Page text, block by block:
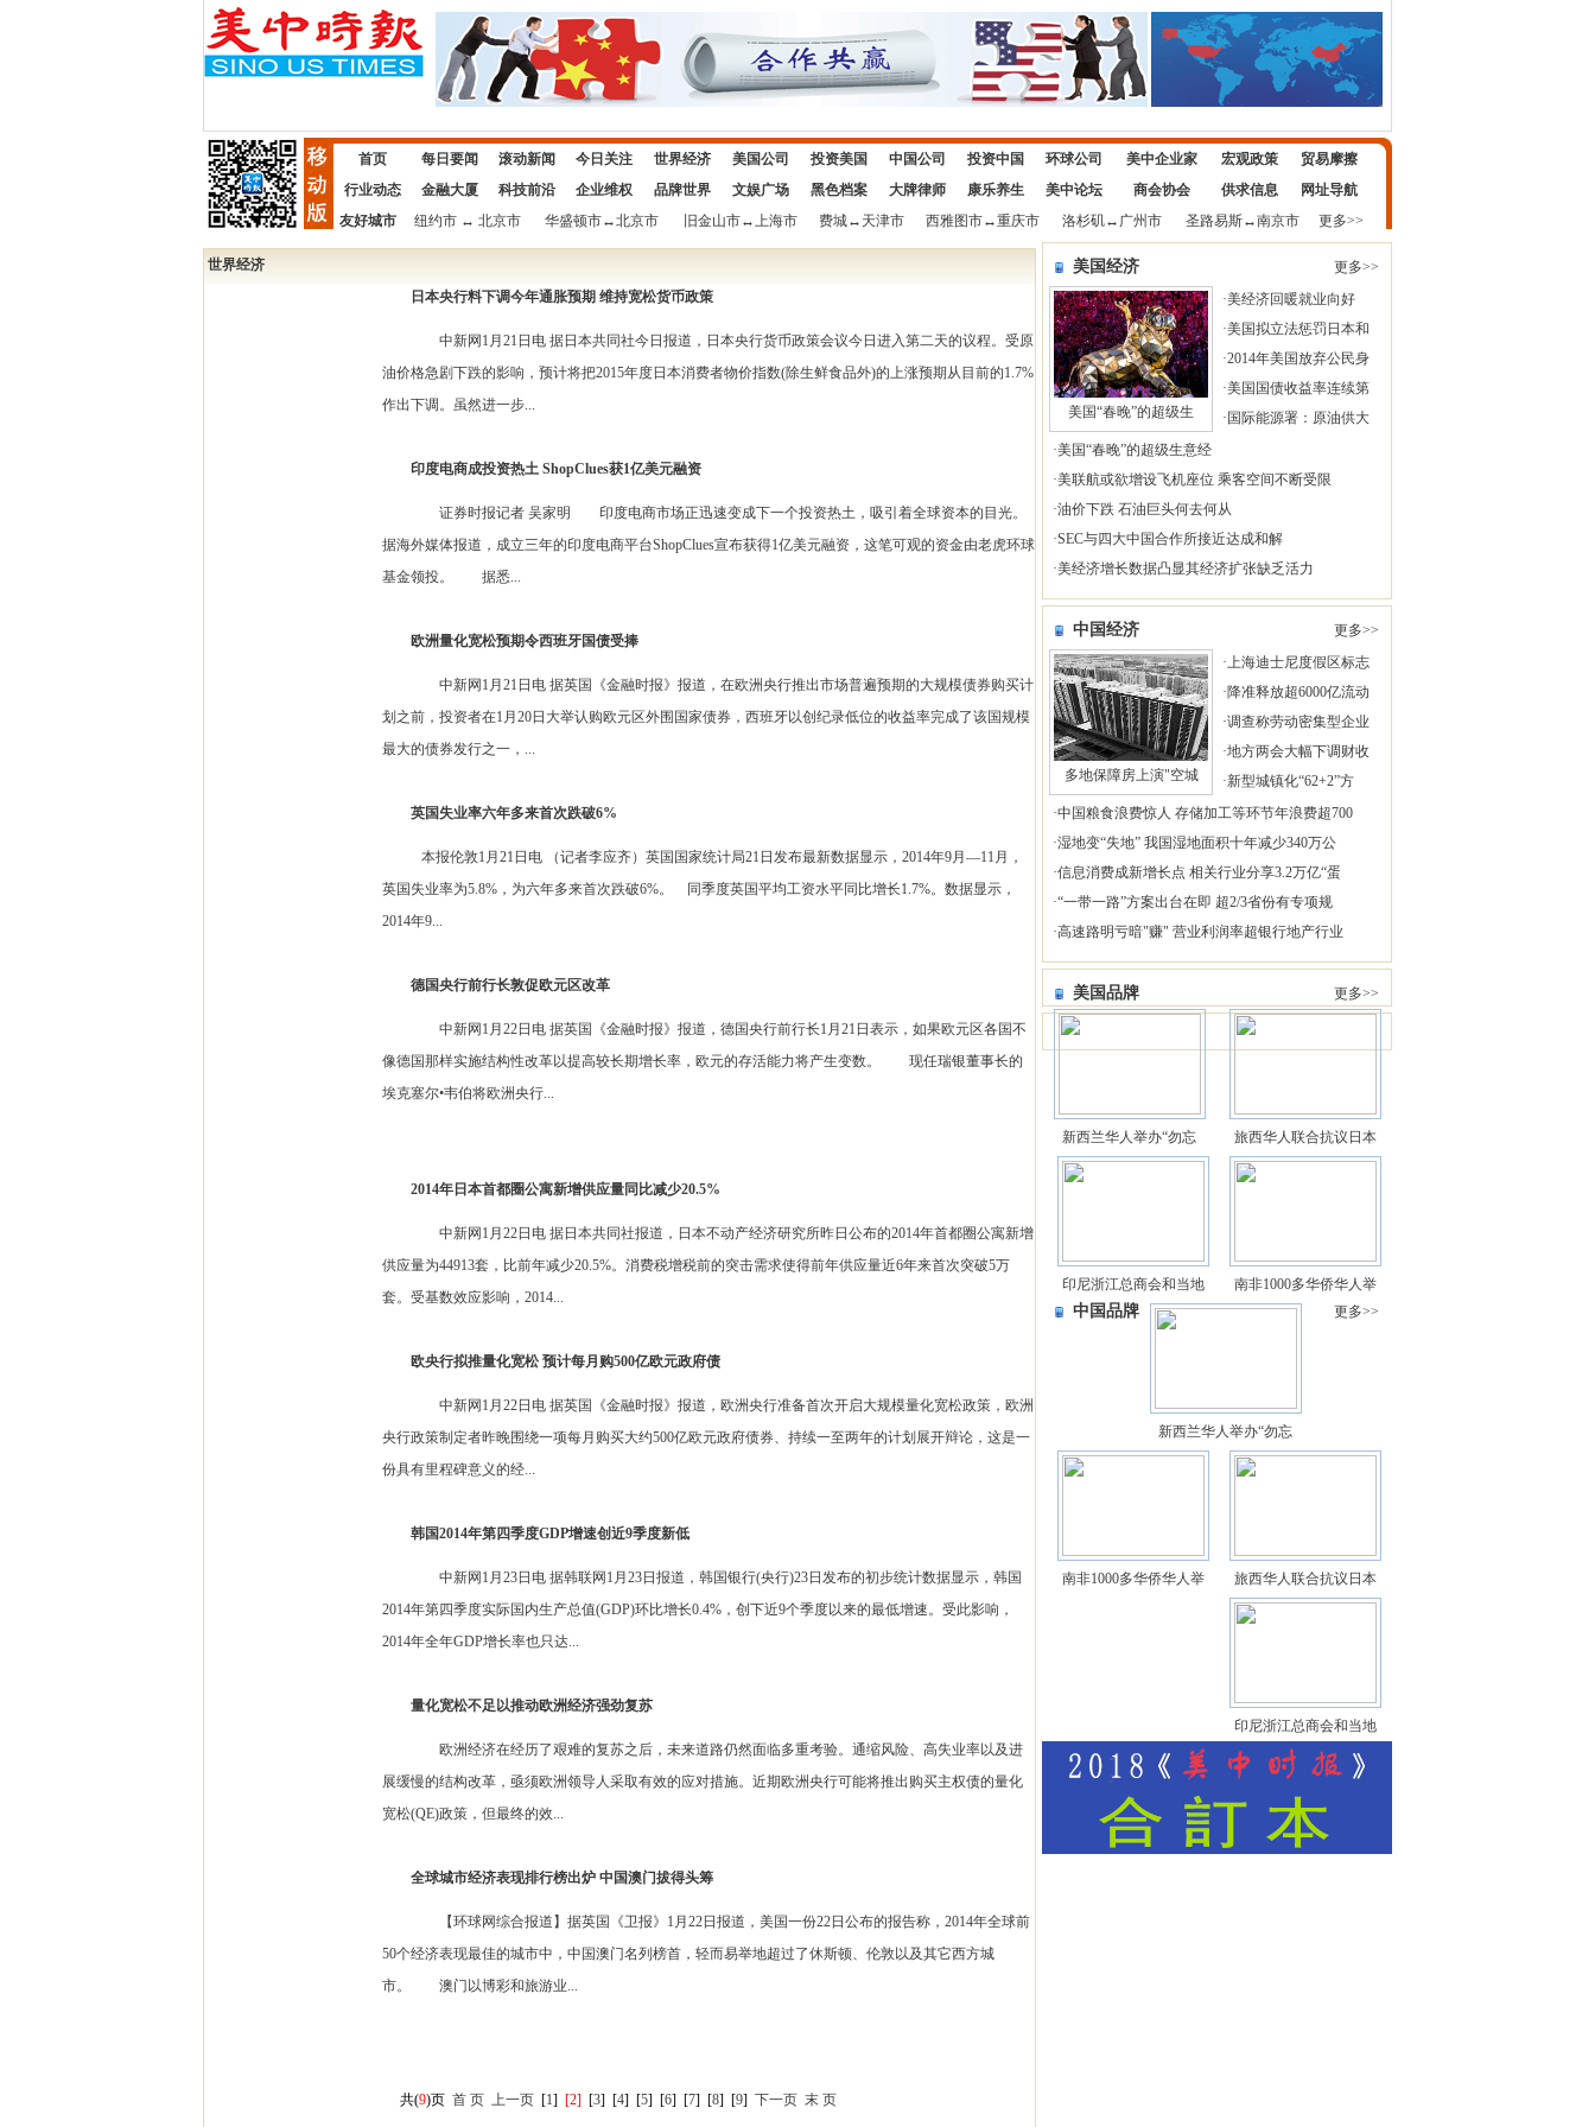
首页 每日要闻 滚动新闻 今日关注 世界经济 美国公司 投资美国 中国公司 投资中国 环球公司 美中企业家 宏观政策
贸易摩擦
行业动态
金融大厦 科技前沿 企业维权 品牌世界 文娱广场 黑色档案 大牌律师 康乐养生 美中论坛 商会协会 供求信息
网址导航
友好城市
纽约市↔ 北京市 华盛顿市↔北京市 旧金山市↔上海市 费城↔ 天津市 西雅图市↔重庆市 洛杉矶↔ 广州市 圣路易斯↔南京市 更多>>
世界经济
日本央行料下调今年通胀预期 维持宽松货币政策
中新网1月21日电 据日本共同社今日报道，日本央行货币政策会议今日进入第二天的议程。受原
油价格急剧下跌的影响，预计将把2015年度日本消费者物价指数(除生鲜食品外)的上涨预期从目前的1.7%
作出下调。虽然进一步...
印度电商成投资热土 ShopClues获1亿美元融资
证券时报记者 吴家明 印度电商市场正迅速变成下一个投资热土，吸引着全球资本的目光。
据海外媒体报道，成立三年的印度电商平台ShopClues宣布获得1亿美元融资，这笔可观的资金由老虎环球
基金领投。 据悉...
欧洲量化宽松预期令西班牙国债受捧
中新网1月21日电 据英国《金融时报》报道，在欧洲央行推出市场普遍预期的大规模债券购买计
划之前，投资者在1月20日大举认购欧元区外围国家债券，西班牙以创纪录低位的收益率完成了该国规模
最大的债券发行之一，...
英国失业率六年多来首次跌破6%
本报伦敦1月21日电 （记者李应齐）英国国家统计局21日发布最新数据显示，2014年9月—11月，
英国失业率为5.8%，为六年多来首次跌破6%。 同季度英国平均工资水平同比增长1.7%。数据显示，
2014年9...
德国央行前行长敦促欧元区改革
中新网1月22日电 据英国《金融时报》报道，德国央行前行长1月21日表示，如果欧元区各国不
像德国那样实施结构性改革以提高较长期增长率，欧元的存活能力将产生变数。 现任瑞银董事长的
埃克塞尔•韦伯将欧洲央行...
2014年日本首都圈公寓新增供应量同比减少20.5%
中新网1月22日电 据日本共同社报道，日本不动产经济研究所昨日公布的2014年首都圈公寓新增
供应量为44913套，比前年减少20.5%。消费税增税前的突击需求使得前年供应量近6年来首次突破5万
套。受基数效应影响，2014...
欧央行拟推量化宽松 预计每月购500亿欧元政府债
中新网1月22日电 据英国《金融时报》报道，欧洲央行准备首次开启大规模量化宽松政策，欧洲
央行政策制定者昨晚围绕一项每月购买大约500亿欧元政府债券、持续一至两年的计划展开辩论，这是一
份具有里程碑意义的经...
韩国2014年第四季度GDP增速创近9季度新低
中新网1月23日电 据韩联网1月23日报道，韩国银行(央行)23日发布的初步统计数据显示，韩国
2014年第四季度实际国内生产总值(GDP)环比增长0.4%，创下近9个季度以来的最低增速。受此影响，
2014年全年GDP增长率也只达...
量化宽松不足以推动欧洲经济强劲复苏
欧洲经济在经历了艰难的复苏之后，未来道路仍然面临多重考验。通缩风险、高失业率以及进
展缓慢的结构改革，亟须欧洲领导人采取有效的应对措施。近期欧洲央行可能将推出购买主权债的量化
宽松(QE)政策，但最终的效...
全球城市经济表现排行榜出炉 中国澳门拔得头筹
【环球网综合报道】据英国《卫报》1月22日报道，美国一份22日公布的报告称，2014年全球前
50个经济表现最佳的城市中，中国澳门名列榜首，轻而易举地超过了休斯顿、伦敦以及其它西方城
市。 澳门以博彩和旅游业...
共(9)页 首 页 上一页 [1] [2] [3] [4] [5] [6] [7] [8] [9] 下一页 末 页
美国经济 更多>>
美国“春晚”的超级生
·美经济回暖就业向好
·美国拟立法惩罚日本和
·2014年美国放弃公民身
·美国国债收益率连续第
· 国际能源署：原油供大
·美国“春晚”的超级生意经
·美联航或欲增设飞机座位 乘客空间不断受限
·油价下跌 石油巨头何去何从
·SEC与四大中国合作所接近达成和解
·美经济增长数据凸显其经济扩张缺乏活力
中国经济 更多>>
多地保障房上演"空城
·上海迪士尼度假区标志
·降准释放超6000亿流动
·调查称劳动密集型企业
·地方两会大幅下调财收
·新型城镇化“62+2”方
·中国粮食浪费惊人 存储加工等环节年浪费超700
·湿地变“失地” 我国湿地面积十年减少340万公
·信息消费成新增长点 相关行业分享3.2万亿“蛋
·“一带一路”方案出台在即 超2/3省份有专项规
·高速路明亏暗"赚" 营业利润率超银行地产行业
美国品牌 更多>>
新西兰华人举办“勿忘 旅西华人联合抗议日本
南非1000多华侨华人举
印尼浙江总商会和当地
中国品牌 更多>>
新西兰华人举办“勿忘
旅西华人联合抗议日本
南非1000多华侨华人举
印尼浙江总商会和当地